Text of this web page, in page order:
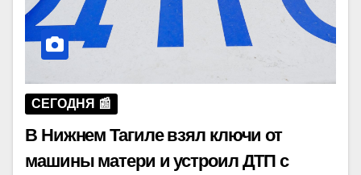
СЕГОДНЯ 📰
В Нижнем Тагиле взял ключи от
машины матери и устроил ДТП с